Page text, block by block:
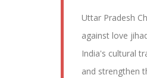
Uttar Pradesh
against love
India's cultural
and strengthen